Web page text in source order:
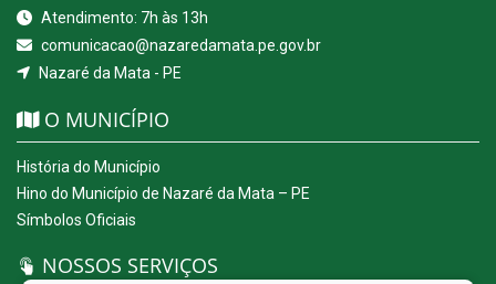
Atendimento: 7h às 13h
comunicacao@nazaredamata.pe.gov.br
Nazaré da Mata - PE
O MUNICÍPIO
História do Município
Hino do Município de Nazaré da Mata – PE
Símbolos Oficiais
NOSSOS SERVIÇOS